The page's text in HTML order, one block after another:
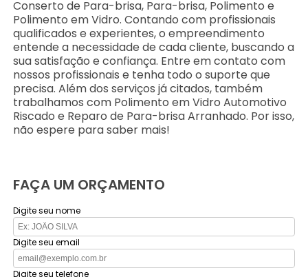
Conserto de Para-brisa, Para-brisa, Polimento e
Polimento em Vidro. Contando com profissionais
qualificados e experientes, o empreendimento
entende a necessidade de cada cliente, buscando a
sua satisfação e confiança. Entre em contato com
nossos profissionais e tenha todo o suporte que
precisa. Além dos serviços já citados, também
trabalhamos com Polimento em Vidro Automotivo
Riscado e Reparo de Para-brisa Arranhado. Por isso,
não espere para saber mais!
FAÇA UM ORÇAMENTO
Digite seu nome
Digite seu email
Digite seu telefone